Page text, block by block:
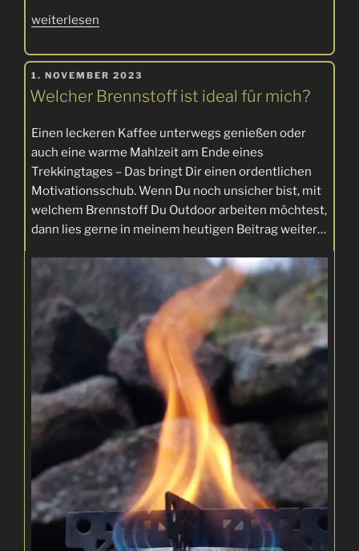
„Desinfektionsmittel
Spirituskocher“
weiterlesen
VERÖFFENTLICHT
AM
1. NOVEMBER 2023
Welcher Brennstoff ist ideal für mich?
Einen leckeren Kaffee unterwegs genießen oder
auch eine warme Mahlzeit am Ende eines
Trekkingtages – Das bringt Dir einen ordentlichen
Motivationsschub. Wenn Du noch unsicher bist, mit
welchem Brennstoff Du Outdoor arbeiten möchtest,
dann lies gerne in meinem heutigen Beitrag weiter…